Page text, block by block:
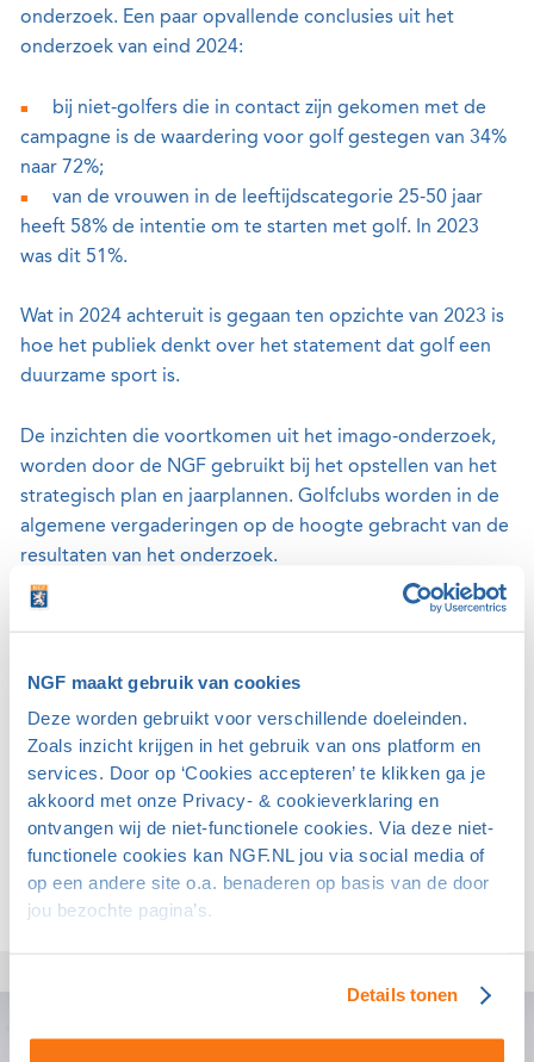
NGF maakt gebruik van cookies
Deze worden gebruikt voor verschillende doeleinden.
Zoals inzicht krijgen in het gebruik van ons platform en
services. Door op ‘Cookies accepteren’ te klikken ga je
akkoord met onze Privacy- & cookieverklaring en
ontvangen wij de niet-functionele cookies. Via deze niet-
functionele cookies kan NGF.NL jou via social media of
op een andere site o.a. benaderen op basis van de door
jou bezochte pagina’s.
Details tonen
onderzoek. Een paar opvallende conclusies uit het
onderzoek van eind 2024:
bij niet-golfers die in contact zijn gekomen met de
campagne is de waardering voor golf gestegen van 34%
naar 72%;
van de vrouwen in de leeftijdscategorie 25-50 jaar
heeft 58% de intentie om te starten met golf. In 2023
was dit 51%.
Wat in 2024 achteruit is gegaan ten opzichte van 2023 is
hoe het publiek denkt over het statement dat golf een
duurzame sport is.
De inzichten die voortkomen uit het imago-onderzoek,
worden door de NGF gebruikt bij het opstellen van het
strategisch plan en jaarplannen. Golfclubs worden in de
algemene vergaderingen op de hoogte gebracht van de
resultaten van het onderzoek.
Validators is een Nederlands onderzoeksbureau met veel
ISO 27001 en 20252 gecertificeerd en is tot tweemaal
Nederland.
Heb je vragen over het jaarlijkse imago-onderzoek en
wat je hiermee als golfclub of baan kunt doen? Neem
dan contact op met Niki Wijnen via niki.wijnen@ngf.nl.
Ga naar de hoofdpagina Welcome to the club!